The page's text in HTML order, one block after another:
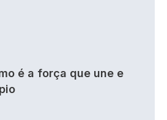
é a força que une e